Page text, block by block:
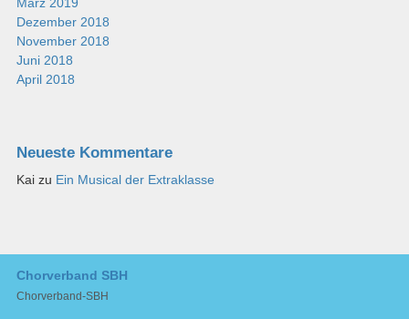
März 2019
Dezember 2018
November 2018
Juni 2018
April 2018
Neueste Kommentare
Kaizu Ein Musical der Extraklasse
Chorverband SBH
Chorverband-SBH